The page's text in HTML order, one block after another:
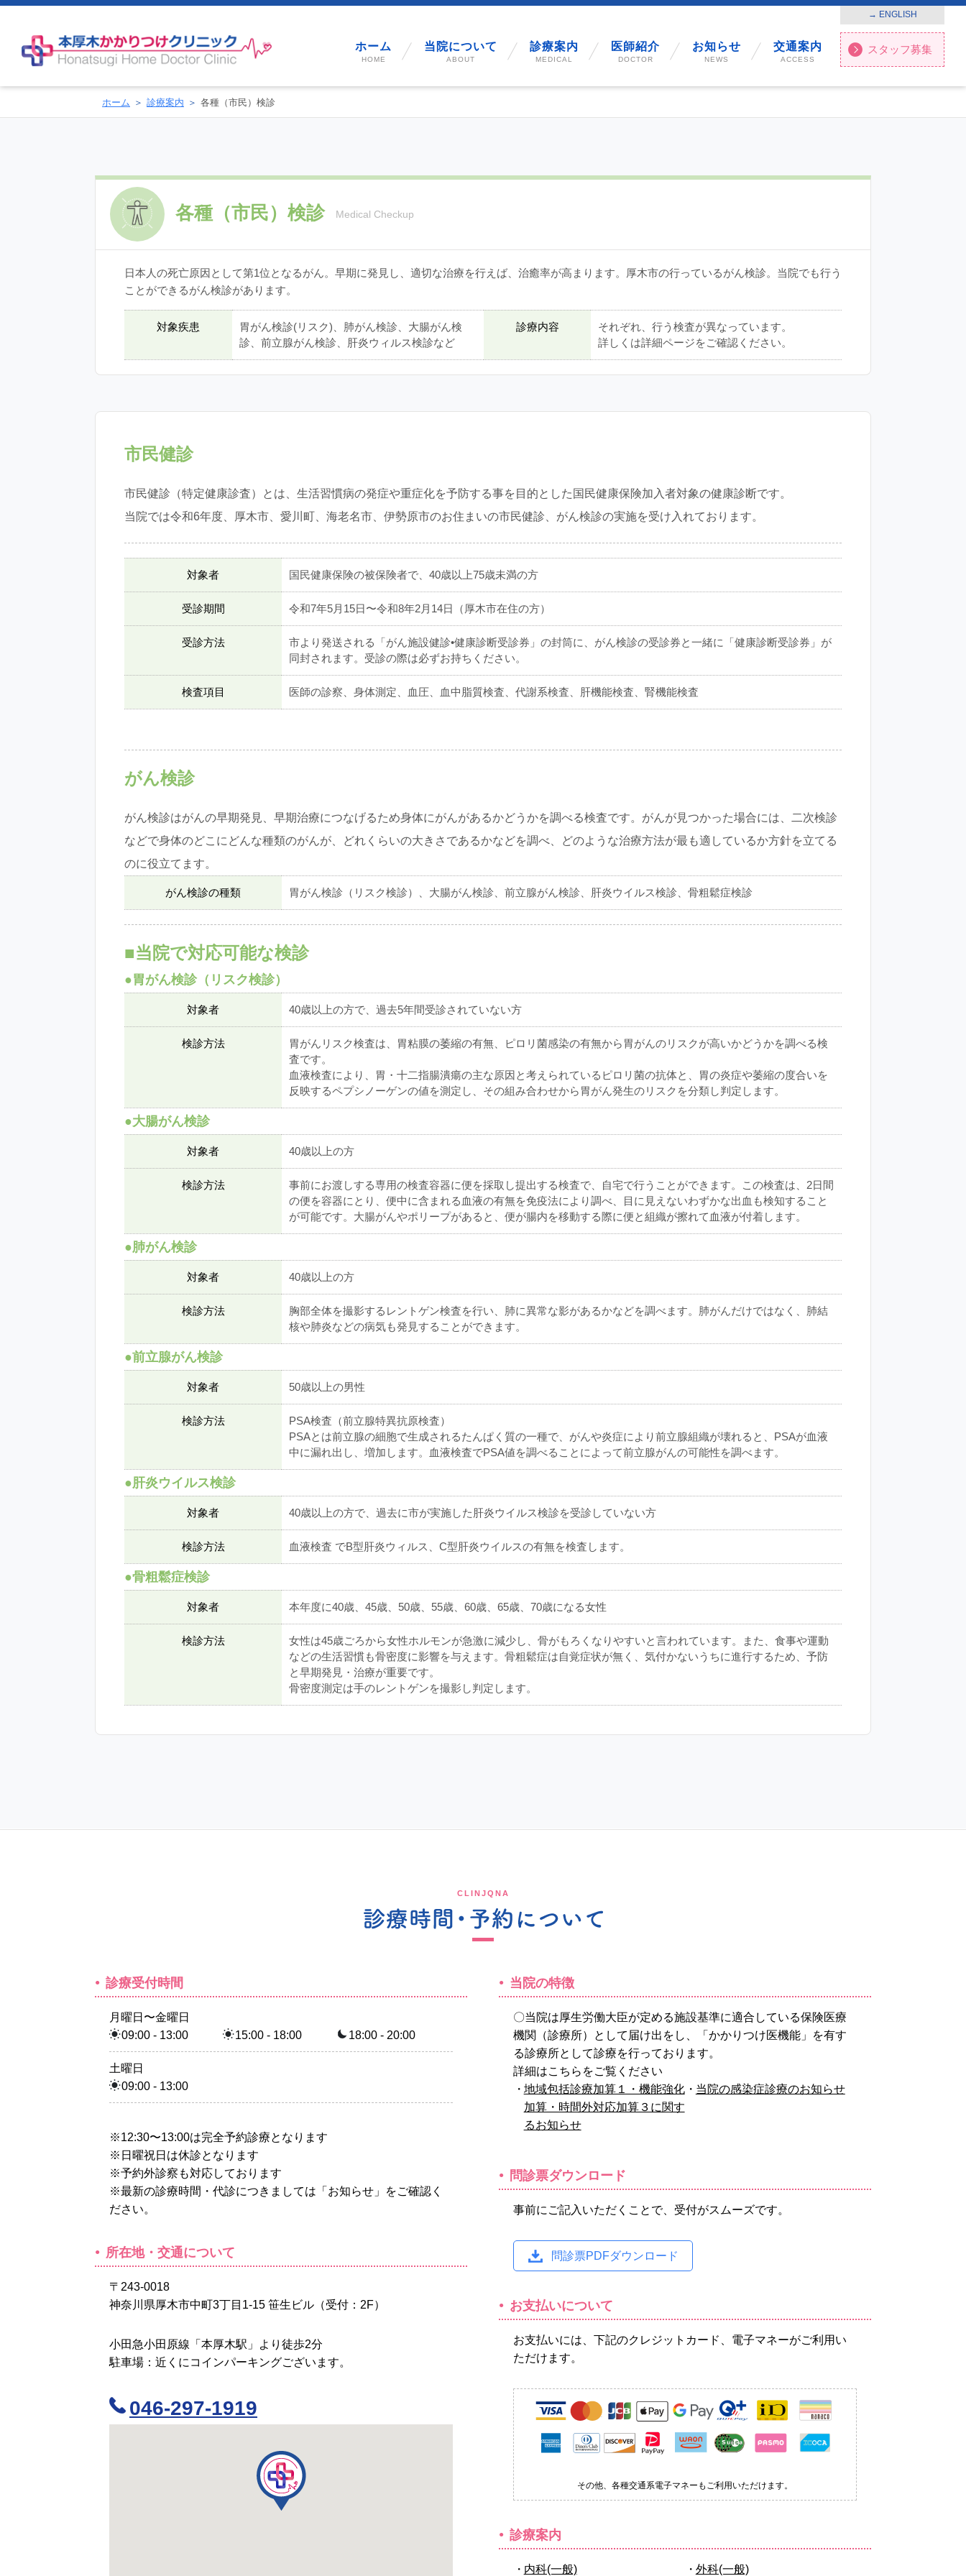
ホーム
HOME
当院について
ABOUT
診療案内
MEDICAL
医師紹介
DOCTOR
お知らせ
NEWS
交通案内
ACCESS
スタッフ募集
→ ENGLISH
ホーム 診療案内 各種（市民）検診
各種（市民）検診 Medical Checkup
日本人の死亡原因として第1位となるがん。早期に発見し、適切な治療を行えば、治癒率が高まります。厚木市の行っているがん検診。当院でも行う
ことができるがん検診があります。
対象疾患
胃がん検診(リスク)、肺がん検診、大腸がん検
診、前立腺がん検診、肝炎ウィルス検診など
診療内容
それぞれ、行う検査が異なっています。
詳しくは詳細ページをご確認ください。
市民健診
市民健診（特定健康診査）とは、生活習慣病の発症や重症化を予防する事を目的とした国民健康保険加入者対象の健康診断です。
当院では令和6年度、厚木市、愛川町、海老名市、伊勢原市のお住まいの市民健診、がん検診の実施を受け入れております。
対象者 国民健康保険の被保険者で、40歳以上75歳未満の方
受診期間 令和7年5月15日〜令和8年2月14日（厚木市在住の方）
受診方法
市より発送される「がん施設健診•健康診断受診券」の封筒に、がん検診の受診券と一緒に「健康診断受診券」が
同封されます。受診の際は必ずお持ちください。
検査項目 医師の診察、身体測定、血圧、血中脂質検査、代謝系検査、肝機能検査、腎機能検査
がん検診
がん検診はがんの早期発見、早期治療につなげるため身体にがんがあるかどうかを調べる検査です。がんが見つかった場合には、二次検診
などで身体のどこにどんな種類のがんが、どれくらいの大きさであるかなどを調べ、どのような治療方法が最も適しているか方針を立てる
のに役立てます。
がん検診の種類 胃がん検診（リスク検診）、大腸がん検診、前立腺がん検診、肝炎ウイルス検診、骨粗鬆症検診
■当院で対応可能な検診
●胃がん検診（リスク検診）
対象者 40歳以上の方で、過去5年間受診されていない方
検診方法
胃がんリスク検査は、胃粘膜の萎縮の有無、ピロリ菌感染の有無から胃がんのリスクが高いかどうかを調べる検
査です。
血液検査により、胃・十二指腸潰瘍の主な原因と考えられているピロリ菌の抗体と、胃の炎症や萎縮の度合いを
反映するペプシノーゲンの値を測定し、その組み合わせから胃がん発生のリスクを分類し判定します。
●大腸がん検診
対象者 40歳以上の方
検診方法
事前にお渡しする専用の検査容器に便を採取し提出する検査で、自宅で行うことができます。この検査は、2日間
の便を容器にとり、便中に含まれる血液の有無を免疫法により調べ、目に見えないわずかな出血も検知すること
が可能です。大腸がんやポリープがあると、便が腸内を移動する際に便と組織が擦れて血液が付着します。
●肺がん検診
対象者 40歳以上の方
検診方法
胸部全体を撮影するレントゲン検査を行い、肺に異常な影があるかなどを調べます。肺がんだけではなく、肺結
核や肺炎などの病気も発見することができます。
●前立腺がん検診
対象者 50歳以上の男性
検診方法
PSA検査（前立腺特異抗原検査）
PSAとは前立腺の細胞で生成されるたんぱく質の一種で、がんや炎症により前立腺組織が壊れると、PSAが血液
中に漏れ出し、増加します。血液検査でPSA値を調べることによって前立腺がんの可能性を調べます。
●肝炎ウイルス検診
対象者 40歳以上の方で、過去に市が実施した肝炎ウイルス検診を受診していない方
検診方法 血液検査 でB型肝炎ウィルス、C型肝炎ウイルスの有無を検査します。
●骨粗鬆症検診
対象者 本年度に40歳、45歳、50歳、55歳、60歳、65歳、70歳になる女性
検診方法
女性は45歳ごろから女性ホルモンが急激に減少し、骨がもろくなりやすいと言われています。また、食事や運動
などの生活習慣も骨密度に影響を与えます。骨粗鬆症は自覚症状が無く、気付かないうちに進行するため、予防
と早期発見・治療が重要です。
骨密度測定は手のレントゲンを撮影し判定します。
CLINJQNA
診療受付時間
月曜日〜金曜日
09:00 - 13:00
15:00 - 18:00 18:00 - 20:00
土曜日
09:00 - 13:00
※12:30〜13:00は完全予約診療となります
※日曜祝日は休診となります
※予約外診察も対応しております
※最新の診療時間・代診につきましては「お知らせ」をご確認く
ださい。
所在地・交通について
〒243-0018
神奈川県厚木市中町3丁目1-15 笹生ビル（受付：2F）
小田急小田原線「本厚木駅」より徒歩2分
駐車場：近くにコインパーキングございます。
046-297-1919
当院の特徴
〇当院は厚生労働大臣が定める施設基準に適合している保険医療
機関（診療所）として届け出をし、「かかりつけ医機能」を有す
る診療所として診療を行っております。
詳細はこちらをご覧ください
地域包括診療加算１・機能強化
加算・時間外対応加算３に関す
るお知らせ
当院の感染症診療のお知らせ
問診票ダウンロード
事前にご記入いただくことで、受付がスムーズです。
問診票PDFダウンロード
お支払いについて
お支払いには、下記のクレジットカード、電子マネーがご利用い
ただけます。
その他、各種交通系電子マネーもご利用いただけます。
診療案内
内科(一般) 外科(一般)